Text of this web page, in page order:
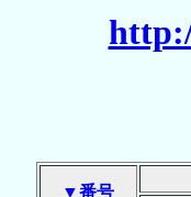
▼番号